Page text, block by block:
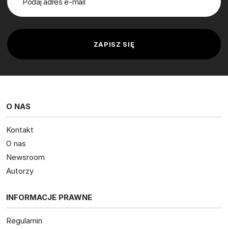
O NAS
Kontakt
O nas
Newsroom
Autorzy
INFORMACJE PRAWNE
Regulamin